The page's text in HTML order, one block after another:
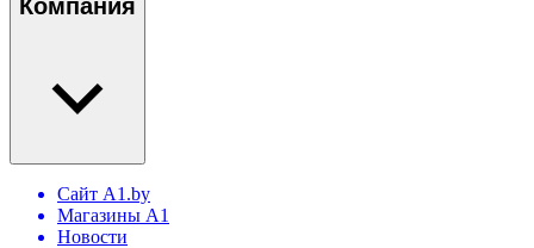
Компания
Сайт A1.by
Магазины А1
Новости